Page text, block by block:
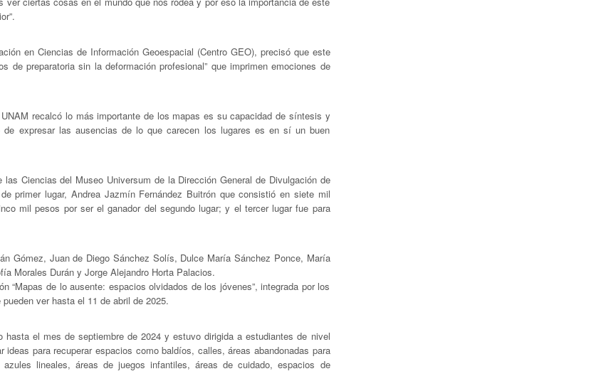
en Ciencias de Información Geoespacial (Centro GEO), precisó que este
de preparatoria sin la deformación profesional” que imprimen emociones de
recalcó lo más importante de los mapas es su capacidad de síntesis y
expresar las ausencias de lo que carecen los lugares es en sí un buen
Ciencias del Museo Universum de la Dirección General de Divulgación de
primer lugar, Andrea Jazmín Fernández Buitrón que consistió en siete mil
mil pesos por ser el ganador del segundo lugar; y el tercer lugar fue para
Gómez, Juan de Diego Sánchez Solís, Dulce María Sánchez Ponce, María
Morales Durán y Jorge Alejandro Horta Palacios.
“Mapas de lo ausente: espacios olvidados de los jóvenes”, integrada por los
ver hasta el 11 de abril de 2025.
el mes de septiembre de 2024 y estuvo dirigida a estudiantes de nivel
para recuperar espacios como baldíos, calles, áreas abandonadas para
lineales, áreas de juegos infantiles, áreas de cuidado, espacios de